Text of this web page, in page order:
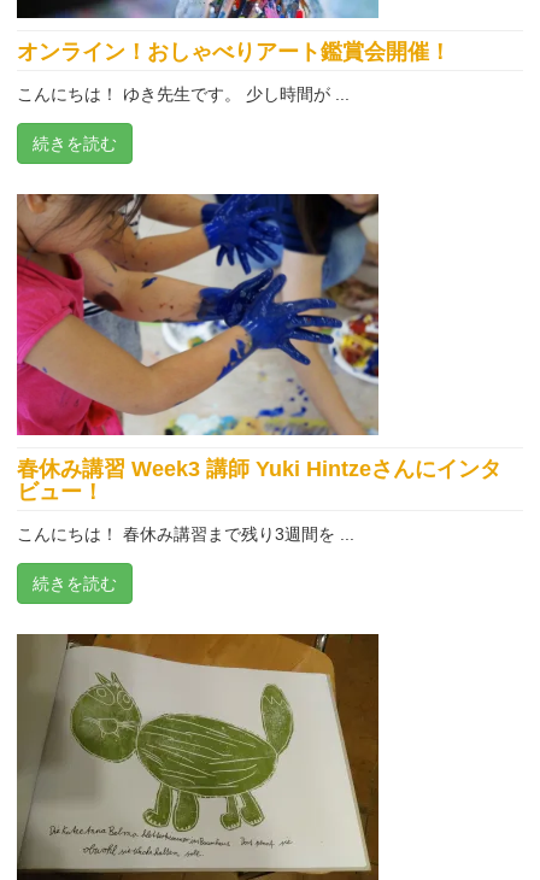
オンライン！おしゃべりアート鑑賞会開催！
こんにちは！ ゆき先生です。 少し時間が ...
続きを読む
春休み講習 Week3 講師 Yuki Hintzeさんにインタ
ビュー！
こんにちは！ 春休み講習まで残り3週間を ...
続きを読む